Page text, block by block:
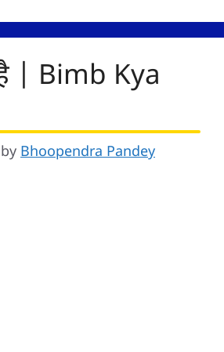
है | Bimb Kya
by Bhoopendra Pandey